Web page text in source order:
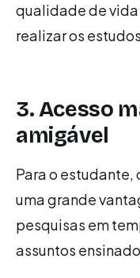
qualidade de
realizar os
3. Acesso
amigável
Para o estudante,
uma grande
pesquisas em
assuntos